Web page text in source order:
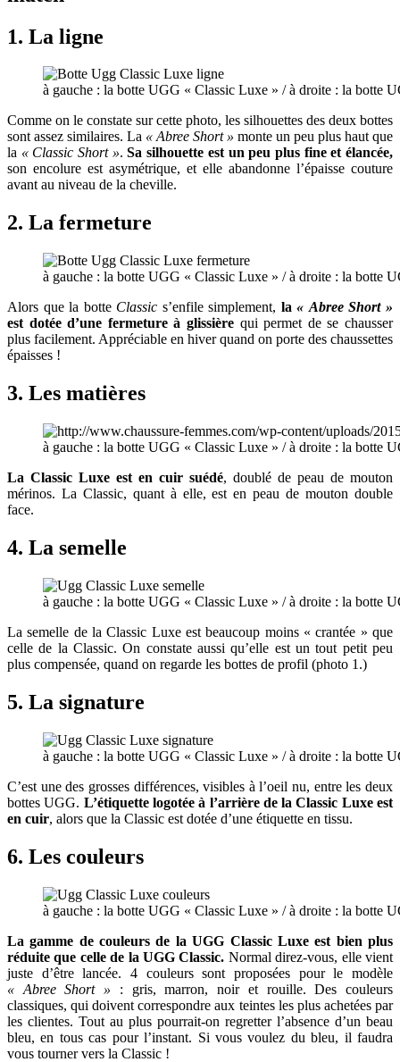
1. La ligne
à gauche : la botte UGG « Classic Luxe » / à droite : la botte
Comme on le constate sur cette photo, les silhouettes des deux bottes
sont assez similaires. La « Abree Short » monte un peu plus haut que
la « Classic Short ».Sa silhouette est un peu plus fine et élancée,
son encolure est asymétrique, et elle abandonne l’épaisse couture
avant au niveau de la cheville.
2. La fermeture
à gauche : la botte UGG « Classic Luxe » / à droite : la botte
Alors que la botte Classic s’enfile simplement, la« Abree Short »
est dotée d’une fermeture à glissière qui permet de se chausser
plus facilement. Appréciable en hiver quand on porte des chaussettes
épaisses !
3. Les matières
à gauche : la botte UGG « Classic Luxe » / à droite : la botte
La Classic Luxe est en cuir suédé, doublé de peau de mouton
mérinos. La Classic, quant à elle, est en peau de mouton double
face.
4. La semelle
à gauche : la botte UGG « Classic Luxe » / à droite : la botte
La semelle de la Classic Luxe est beaucoup moins « crantée » que
celle de la Classic. On constate aussi qu’elle est un tout petit peu
plus compensée, quand on regarde les bottes de profil (photo 1.)
5. La signature
à gauche : la botte UGG « Classic Luxe » / à droite : la botte
C’est une des grosses différences, visibles à l’oeil nu, entre les deux
bottes UGG. L’étiquette logotée à l’arrière de la Classic Luxe est
en cuir, alors que la Classic est dotée d’une étiquette en tissu.
6. Les couleurs
à gauche : la botte UGG « Classic Luxe » / à droite : la botte
La gamme de couleurs de la UGG Classic Luxe est bien plus
réduite que celle de la UGG Classic. Normal direz-vous, elle vient
juste d’être lancée. 4 couleurs sont proposées pour le modèle
« Abree Short » : gris, marron, noir et rouille. Des couleurs
classiques, qui doivent correspondre aux teintes les plus achetées par
les clientes. Tout au plus pourrait-on regretter l’absence d’un beau
bleu, en tous cas pour l’instant. Si vous voulez du bleu, il faudra
vous tourner vers la Classic !